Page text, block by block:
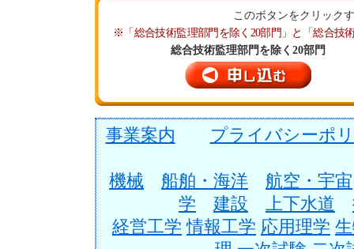
このボタンをクリック
※「総合技術監理部門を除く20部門」と「総合技
総合技術監理部門を除く20部門
事業案内 プライバシーポ
機械 船舶・海洋
航空・宇宙
学
建設 上下水道
経営工学 情報工学 応用理学